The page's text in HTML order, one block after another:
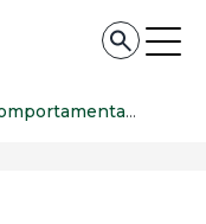
Treinamento Comportamental: o que é, importância e como organizar?